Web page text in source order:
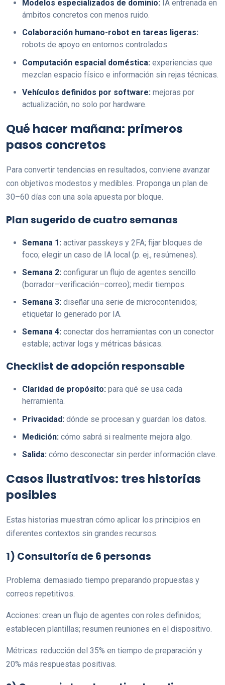
Modelos especializados de dominio: IA entrenada en
ámbitos concretos con menos ruido.
Colaboración humano-robot en tareas ligeras:
robots de apoyo en entornos controlados.
Computación espacial doméstica: experiencias que
mezclan espacio físico e información sin rejas técnicas.
Vehículos definidos por software: mejoras por
actualización, no solo por hardware.
Qué hacer mañana: primeros
pasos concretos
Para convertir tendencias en resultados, conviene avanzar
con objetivos modestos y medibles. Proponga un plan de
30–60 días con una sola apuesta por bloque.
Plan sugerido de cuatro semanas
Semana 1: activar passkeys y 2FA; fijar bloques de
foco; elegir un caso de IA local (p. ej., resúmenes).
Semana 2: configurar un flujo de agentes sencillo
(borrador–verificación–correo); medir tiempos.
Semana 3: diseñar una serie de microcontenidos;
etiquetar lo generado por IA.
Semana 4: conectar dos herramientas con un conector
estable; activar logs y métricas básicas.
Checklist de adopción responsable
Claridad de propósito: para qué se usa cada
herramienta.
Privacidad: dónde se procesan y guardan los datos.
Medición: cómo sabrá si realmente mejora algo.
Salida: cómo desconectar sin perder información clave.
Casos ilustrativos: tres historias
posibles
Estas historias muestran cómo aplicar los principios en
diferentes contextos sin grandes recursos.
1) Consultoría de 6 personas
Problema: demasiado tiempo preparando propuestas y
correos repetitivos.
Acciones: crean un flujo de agentes con roles definidos;
establecen plantillas; resumen reuniones en el dispositivo.
Métricas: reducción del 35% en tiempo de preparación y
20% más respuestas positivas.